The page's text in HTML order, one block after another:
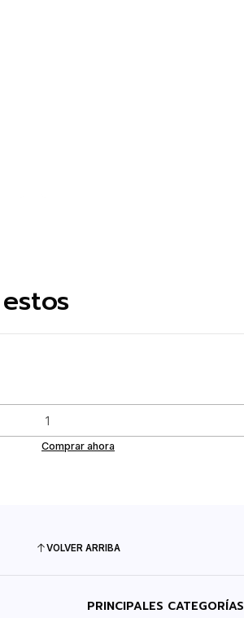
Comprar ahora
VOLVER ARRIBA
PRINCIPALES CATEGORÍAS